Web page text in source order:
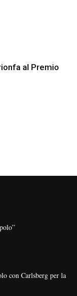
al Premio
con Carlsberg per la